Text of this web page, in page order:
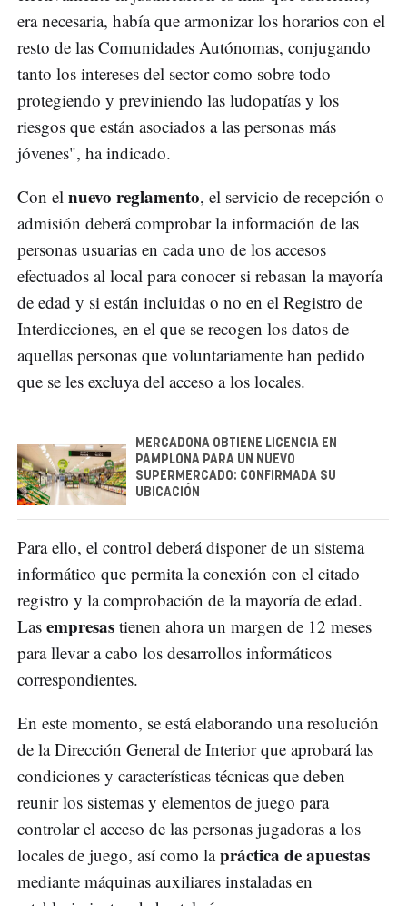
era necesaria, había que armonizar los horarios con el
resto de las Comunidades Autónomas, conjugando
tanto los intereses del sector como sobre todo
protegiendo y previniendo las ludopatías y los
riesgos que están asociados a las personas más
jóvenes", ha indicado.
Con el nuevo reglamento, el servicio de recepción o
admisión deberá comprobar la información de las
personas usuarias en cada uno de los accesos
efectuados al local para conocer si rebasan la mayoría
de edad y si están incluidas o no en el Registro de
Interdicciones, en el que se recogen los datos de
aquellas personas que voluntariamente han pedido
que se les excluya del acceso a los locales.
MERCADONA OBTIENE LICENCIA EN
PAMPLONA PARA UN NUEVO
SUPERMERCADO: CONFIRMADA SU
UBICACIÓN
Para ello, el control deberá disponer de un sistema
informático que permita la conexión con el citado
registro y la comprobación de la mayoría de edad.
Las empresas tienen ahora un margen de 12 meses
para llevar a cabo los desarrollos informáticos
correspondientes.
En este momento, se está elaborando una resolución
de la Dirección General de Interior que aprobará las
condiciones y características técnicas que deben
reunir los sistemas y elementos de juego para
controlar el acceso de las personas jugadoras a los
locales de juego, así como lapráctica de apuestas
mediante máquinas auxiliares instaladas en